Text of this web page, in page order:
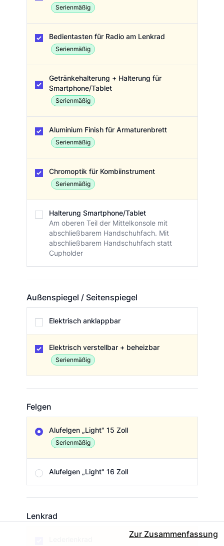
Serienmäßig
Bedientasten für Radio am Lenkrad
Serienmäßig
Getränkehalterung + Halterung für
Smartphone/Tablet
Serienmäßig
Aluminium Finish für Armaturenbrett
Serienmäßig
Chromoptik für Kombiinstrument
Serienmäßig
Halterung Smartphone/Tablet
Am oberen Teil der Mittelkonsole mit
abschließbarem Handschuhfach. Mit
abschließbarem Handschuhfach statt
Cupholder
Außenspiegel / Seitenspiegel
Elektrisch anklappbar
Elektrisch verstellbar + beheizbar
Serienmäßig
Felgen
Alufelgen „Light" 15 Zoll
Serienmäßig
Alufelgen „Light" 16 Zoll
Lenkrad
Zur Zusammenfassung